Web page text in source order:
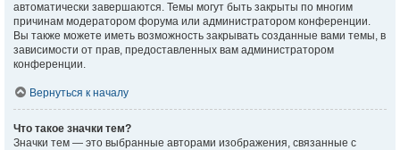
автоматически завершаются. Темы могут быть закрыты по многим
причинам модератором форума или администратором конференции.
Вы также можете иметь возможность закрывать созданные вами темы, в
зависимости от прав, предоставленных вам администратором
конференции.
Вернуться к началу
Что такое значки тем?
Значки тем — это выбранные авторами изображения, связанные с